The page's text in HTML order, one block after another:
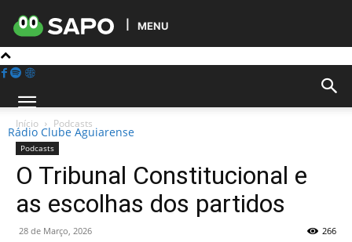
MENU
Rádio Clube Aguiarense
Início Podcasts
Podcasts
O Tribunal Constitucional e
as escolhas dos partidos
28 de Março, 2026 266